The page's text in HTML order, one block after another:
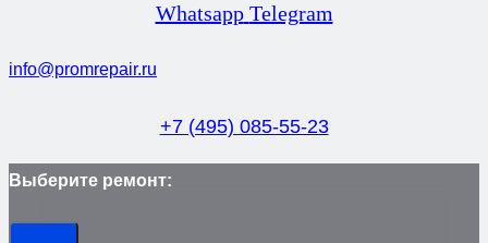
Whatsapp Telegram
info@promrepair.ru
+7 (495) 085-55-23
Выберите ремонт: